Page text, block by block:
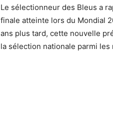
Le sélectionneur des Bleus a
finale atteinte lors du Mondial
ans plus tard, cette nouvelle
la sélection nationale parmi